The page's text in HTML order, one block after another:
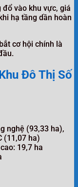
vào khu vực, giá
hạ tầng dần hoàn
cơ hội chính là
Đô Thị Số
nghệ (93,33 ha),
(11,07 ha)
19,7 ha